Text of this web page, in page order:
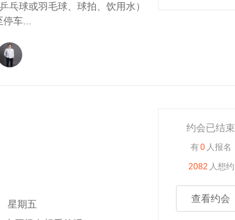
乓球或羽毛球、球拍、饮用水）
车...
星期五
约会已结束
有0 人报名
2082 人想约
查看约会